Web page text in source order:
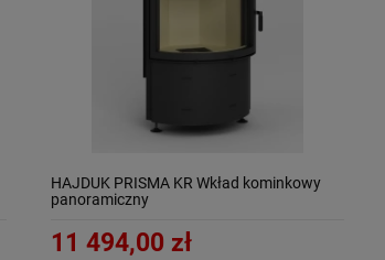
HAJDUK PRISMA KR Wkład kominkowy
panoramiczny
11 494,00 zł